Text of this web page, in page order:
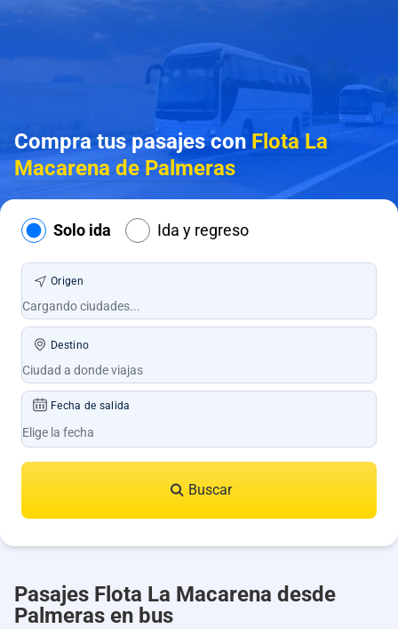
Compra tus pasajes con Flota La
Macarena de Palmeras
Solo ida Ida y regreso
Origen
Destino
Fecha de salida
Buscar
Pasajes Flota La Macarena desde
Palmeras en bus